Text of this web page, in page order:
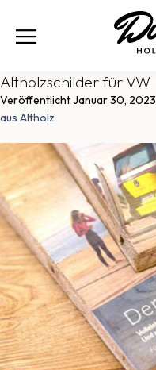
Altholzschilder für VW
VeröffentlichtJanuar 30, 2023
aus Altholz